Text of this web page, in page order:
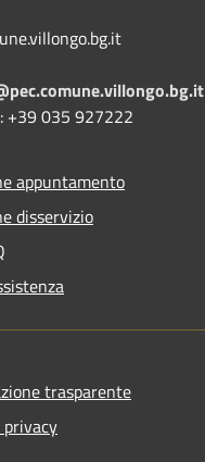
+39 035 927222
appuntamento
disservizio
trasparente